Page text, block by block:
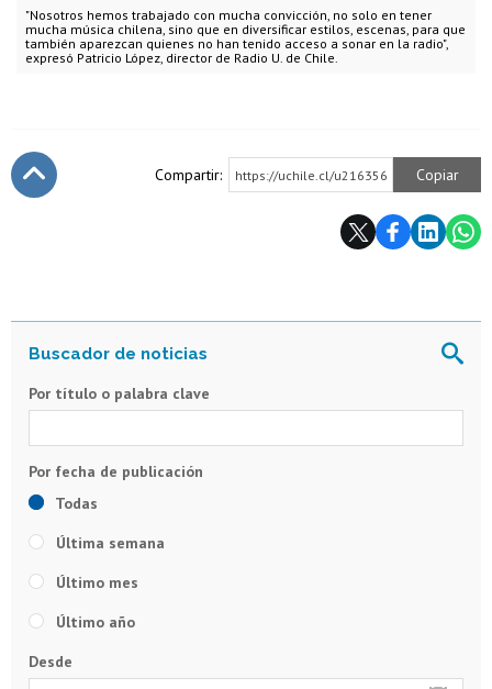
"Nosotros hemos trabajado con mucha convicción, no solo en tener
mucha música chilena, sino que en diversificar estilos, escenas, para que
también aparezcan quienes no han tenido acceso a sonar en la radio",
expresó Patricio López, director de Radio U. de Chile.
Compartir: https://uchile.cl/u216356 Copiar
Por título o palabra clave
Todas
Última semana
Último mes
Último año
Desde